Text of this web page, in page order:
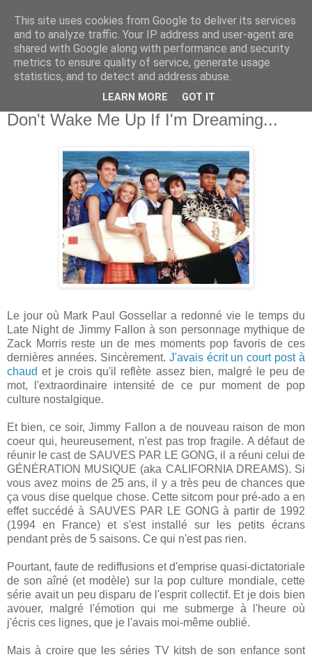
Don't Wake Me Up If I'm Dreaming...
Le jour où Mark Paul Gossellar a redonné vie le temps du
Late Night de Jimmy Fallon à son personnage mythique de
Zack Morris reste un de mes moments pop favoris de ces
dernières années. Sincèrement. J'avais écrit un court post à
chaud et je crois qu'il reflète assez bien, malgré le peu de
mot, l'extraordinaire intensité de ce pur moment de pop
culture nostalgique.
Et bien, ce soir, Jimmy Fallon a de nouveau raison de mon
coeur qui, heureusement, n'est pas trop fragile. A défaut de
réunir le cast de SAUVES PAR LE GONG, il a réuni celui de
GÉNÉRATION MUSIQUE (aka CALIFORNIA DREAMS). Si
vous avez moins de 25 ans, il y a très peu de chances que
ça vous dise quelque chose. Cette sitcom pour pré-ado a en
effet succédé à SAUVES PAR LE GONG à partir de 1992
(1994 en France) et s'est installé sur les petits écrans
pendant près de 5 saisons. Ce qui n'est pas rien.
Pourtant, faute de rediffusions et d'emprise quasi-dictatoriale
de son aîné (et modèle) sur la pop culture mondiale, cette
série avait un peu disparu de l'esprit collectif. Et je dois bien
avouer, malgré l'émotion qui me submerge à l'heure où
j'écris ces lignes, que je l'avais moi-même oublié.
Mais à croire que les séries TV kitsh de son enfance sont
This site uses cookies from Google to deliver its services
and to analyze traffic. Your IP address and user-agent are
shared with Google along with performance and security
metrics to ensure quality of service, generate usage
statistics, and to detect and address abuse.
LEARN MORE GOT IT